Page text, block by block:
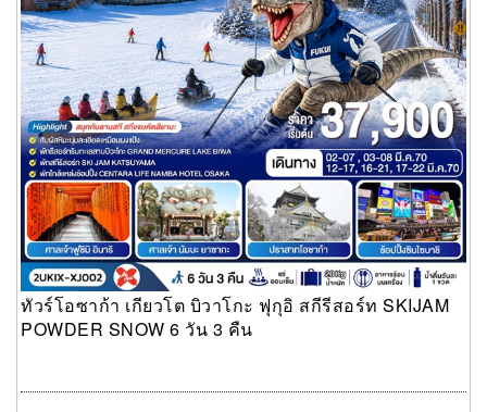
ทัวร์โอซาก้า เกียวโต บิวาโกะ ฟุกุอิ สกีรีสอร์ท SKIJAM
POWDER SNOW 6 วัน 3 คืน